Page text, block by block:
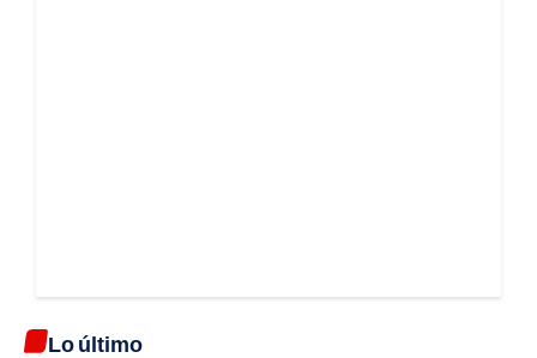
Lo último